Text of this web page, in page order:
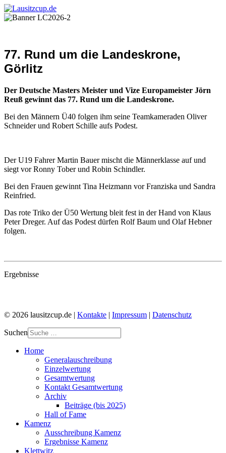
77. Rund um die Landeskrone,
Görlitz
Der Deutsche Masters Meister und Vize Europameister Jörn
Reuß gewinnt das 77. Rund um die Landeskrone.
Bei den Männern Ü40 folgen ihm seine Teamkameraden Oliver
Schneider und Robert Schille aufs Podest.
Der U19 Fahrer Martin Bauer mischt die Männerklasse auf und
siegt vor Ronny Tober und Robin Schindler.
Bei den Frauen gewinnt Tina Heizmann vor Franziska und Sandra
Reinfried.
Das rote Triko der Ü50 Wertung bleit fest in der Hand von Klaus
Peter Dreger. Auf das Podest dürfen Rolf Baum und Olaf Hebner
folgen.
Ergebnisse
© 2026 lausitzcup.de | Kontakte | Impressum | Datenschutz
Suchen
Home
Generalauschreibung
Einzelwertung
Gesamtwertung
Kontakt Gesamtwertung
Archiv
Beiträge (bis 2025)
Hall of Fame
Kamenz
Ausschreibung Kamenz
Ergebnisse Kamenz
Klettwitz